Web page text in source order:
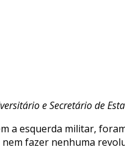
e Secretário de
a esquerda militar,
fazer nenhuma